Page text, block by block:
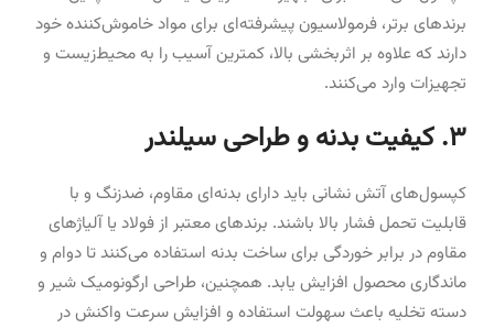
برندهای برتر، فرمولاسیون پیشرفته‌ای برای مواد خاموش‌کننده خود
دارند که علاوه بر اثربخشی بالا، کمترین آسیب را به محیط‌زیست و
تجهیزات وارد می‌کنند.
۳. کیفیت بدنه و طراحی سیلندر
کپسول‌های آتش نشانی باید دارای بدنه‌ای مقاوم، ضدزنگ و با
قابلیت تحمل فشار بالا باشند. برندهای معتبر از فولاد یا آلیاژهای
مقاوم در برابر خوردگی برای ساخت بدنه استفاده می‌کنند تا دوام و
ماندگاری محصول افزایش یابد. همچنین، طراحی ارگونومیک شیر و
دسته تخلیه باعث سهولت استفاده و افزایش سرعت واکنش در